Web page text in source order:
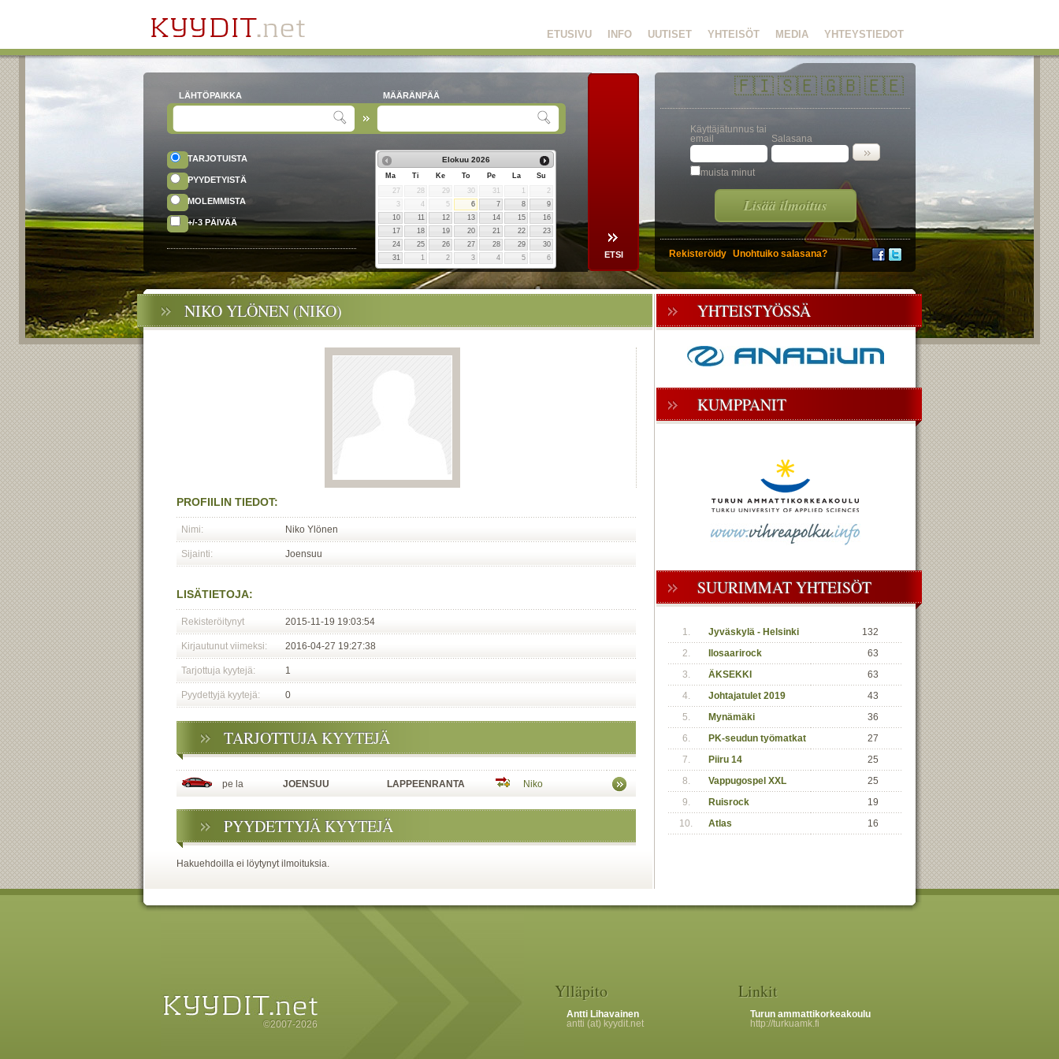
YHTEYSTIEDOT
MEDIA
YHTEISÖT
UUTISET
INFO
ETUSIVU
LÄHTÖPAIKKA MÄÄRÄNPÄÄ
TARJOTUISTA
PYYDETYISTÄ
MOLEMMISTA
+/-3 PÄIVÄÄ
Elokuu 2026
Ma Ti Ke To Pe La
Su
27
28 29 30 31
2
3
4 5 6 7 8
9
10
11 12 13 14 15
16
17
18 19 20 21 22
23
24
25 26 27 28 29
30
31
1 2 3 4 5 6
🇫🇮🇸🇪🇬🇧🇪🇪
Käyttäjätunnus tai
email
Salasana
muista minut
Lisää ilmoitus
Rekisteröidy Unohtuiko salasana?
NIKO YLÖNEN (NIKO)
PROFIILIN TIEDOT:
Nimi: Niko Ylönen
Sijainti: Joensuu
LISÄTIETOJA:
Rekisteröitynyt 2015-11-19 19:03:54
Kirjautunut viimeksi: 2016-04-27 19:27:38
Tarjottuja kyytejä: 1
Pyydettyjä kyytejä: 0
TARJOTTUJA KYYTEJÄ
pe la JOENSUU LAPPEENRANTA Niko
PYYDETTYJÄ KYYTEJÄ
Hakuehdoilla ei löytynyt ilmoituksia.
YHTEISTYÖSSÄ
KUMPPANIT
SUURIMMAT YHTEISÖT
1. Jyväskylä - Helsinki
132
2.
Ilosaarirock
63
3.
ÄKSEKKI
63
4.
Johtajatulet 2019
43
5.
Mynämäki
36
6.
PK-seudun työmatkat
27
7.
Piiru 14
25
8.
Vappugospel XXL
25
9.
Ruisrock
19
10.
Atlas 16
©2007-2026
Ylläpito
Antti Lihavainen
antti (at) kyydit.net
Linkit
Turun ammattikorkeakoulu
http://turkuamk.fi